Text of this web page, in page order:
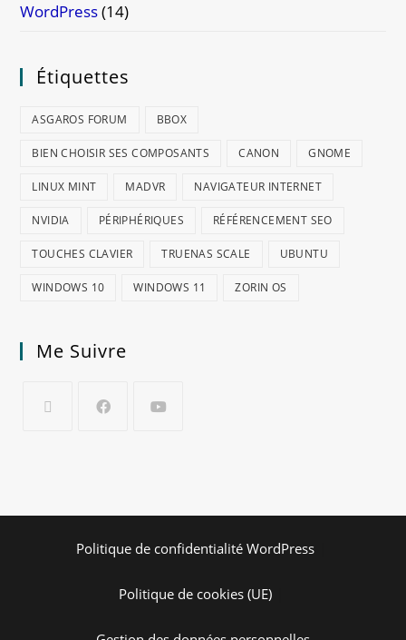
WordPress(14)
Étiquettes
ASGAROS FORUM BBOX
BIEN CHOISIR SES COMPOSANTS CANON GNOME
LINUX MINT MADVR NAVIGATEUR INTERNET
NVIDIA PÉRIPHÉRIQUES RÉFÉRENCEMENT SEO
TOUCHES CLAVIER TRUENAS SCALE UBUNTU
WINDOWS 10 WINDOWS 11 ZORIN OS
Me Suivre
Politique de confidentialité WordPress
Politique de cookies (UE)